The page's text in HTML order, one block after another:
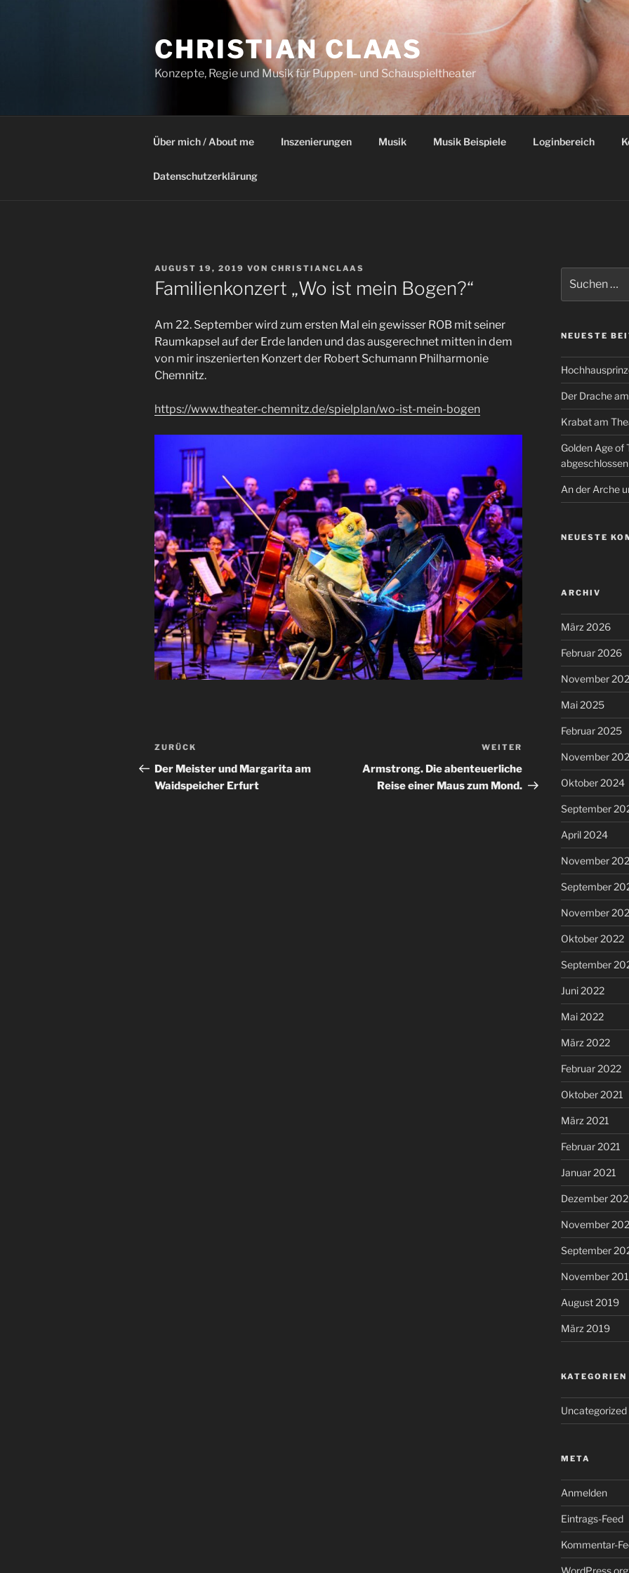
CHRISTIAN CLAAS
Konzepte, Regie und Musik für Puppen- und Schauspieltheater
Über mich / About me Inszenierungen Musik Musik Beispiele Loginbereich
Datenschutzerklärung
VERÖFFENTLICHT
AM
AUGUST 19, 2019 VON CHRISTIANCLAAS
Familienkonzert „Wo ist mein Bogen?“
Am 22. September wird zum ersten Mal ein gewisser ROB mit seiner
Raumkapsel auf der Erde landen und das ausgerechnet mitten in dem
von mir inszenierten Konzert der Robert Schumann Philharmonie
Chemnitz.
https://www.theater-chemnitz.de/spielplan/wo-ist-mein-bogen
Beitragsnavigation
Vorheriger
Beitrag
ZURÜCK
Der Meister und Margarita am
Waidspeicher Erfurt
Nächster
Beitrag
WEITER
Armstrong. Die abenteuerliche
Reise einer Maus zum Mond.
nach:
NEUESTE
Der Drache
Krabat am
Golden Age of
abgeschlossen
An der Arche
NEUESTE
ARCHIV
März 2026
Februar 2026
November
Mai 2025
Februar 2025
November
Oktober 2024
September
April 2024
November
September
November
Oktober 2022
September
Juni 2022
Mai 2022
März 2022
Februar 2022
Oktober 2021
März 2021
Februar 2021
Januar 2021
Dezember
November
September
November
August 2019
März 2019
KATEGORIEN
Uncategorized
META
Anmelden
Eintrags-Feed
Kommentar-